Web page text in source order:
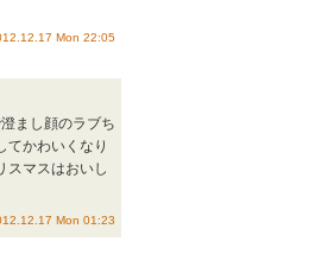
Mon 22:05
まし顔のラブち
てかわいくなり
マスはおいし
Mon 01:23